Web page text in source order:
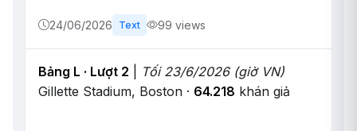
24/06/2026 Text 99 views
Bảng L · Lượt 2
Tối 23/6/2026 (giờ VN)
Gillette Stadium, Boston · 64.218 khán giả